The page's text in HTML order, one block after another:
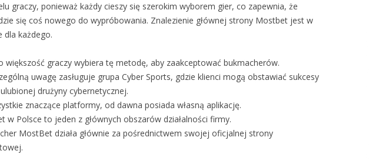
graczy, ponieważ każdy cieszy się szerokim wyborem gier, co zapewnia, że
się coś nowego do wypróbowania. Znalezienie głównej strony Mostbet jest w
dla każdego.
większość graczy wybiera tę metodę, aby zaakceptować bukmacherów.
uwagę zasługuje grupa Cyber Sports, gdzie klienci mogą obstawiać sukcesy
drużyny cybernetycznej.
znaczące platformy, od dawna posiada własną aplikację.
w Polsce to jeden z głównych obszarów działalności firmy.
MostBet działa głównie za pośrednictwem swojej oficjalnej strony